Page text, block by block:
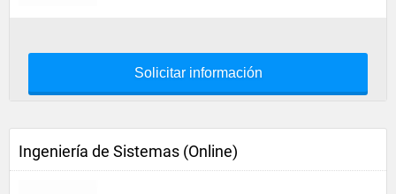
Solicitar información
Ingeniería de Sistemas (Online)